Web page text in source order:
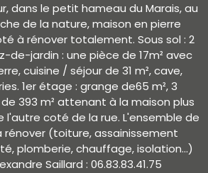
dans le petit hameau du Marais, au
de la nature, maison en pierre
à rénover totalement. Sous sol : 2
de-jardin : une pièce de 17m² avec
cuisine / séjour de 31 m², cave,
1er étage : grange de65 m², 3
393 m² attenant à la maison plus
l'autre coté de la rue. L'ensemble de
(toiture, assainissement
plomberie, chauffage, isolation...)
Saillard : 06.83.83.41.75